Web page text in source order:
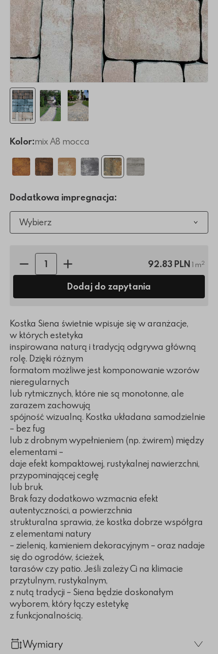
Kolor:mix A8 mocca
Dodatkowa impregnacja:
Wybierz
Ilość sztuk: 92.83 PLN 1 m2
Dodaj do zapytania
Kostka Siena świetnie wpisuje się w aranżacje,
w których estetyka
inspirowana naturą i tradycją odgrywa główną
rolę. Dzięki różnym
formatom możliwe jest komponowanie wzorów
nieregularnych
lub rytmicznych, które nie są monotonne, ale
zarazem zachowują
spójność wizualną. Kostka układana samodzielnie
– bez fug
lub z drobnym wypełnieniem (np. żwirem) między
elementami –
daje efekt kompaktowej, rustykalnej nawierzchni,
przypominającej cegłę
lub bruk.
Brak fazy dodatkowo wzmacnia efekt
autentyczności, a powierzchnia
strukturalna sprawia, że kostka dobrze współgra
z elementami natury
– zielenią, kamieniem dekoracyjnym – oraz nadaje
się do ogrodów, ścieżek,
tarasów czy patio. Jeśli zależy Ci na klimacie
przytulnym, rustykalnym,
z nutą tradycji – Siena będzie doskonałym
wyborem, który łączy estetykę
z funkcjonalnością.
Wymiary